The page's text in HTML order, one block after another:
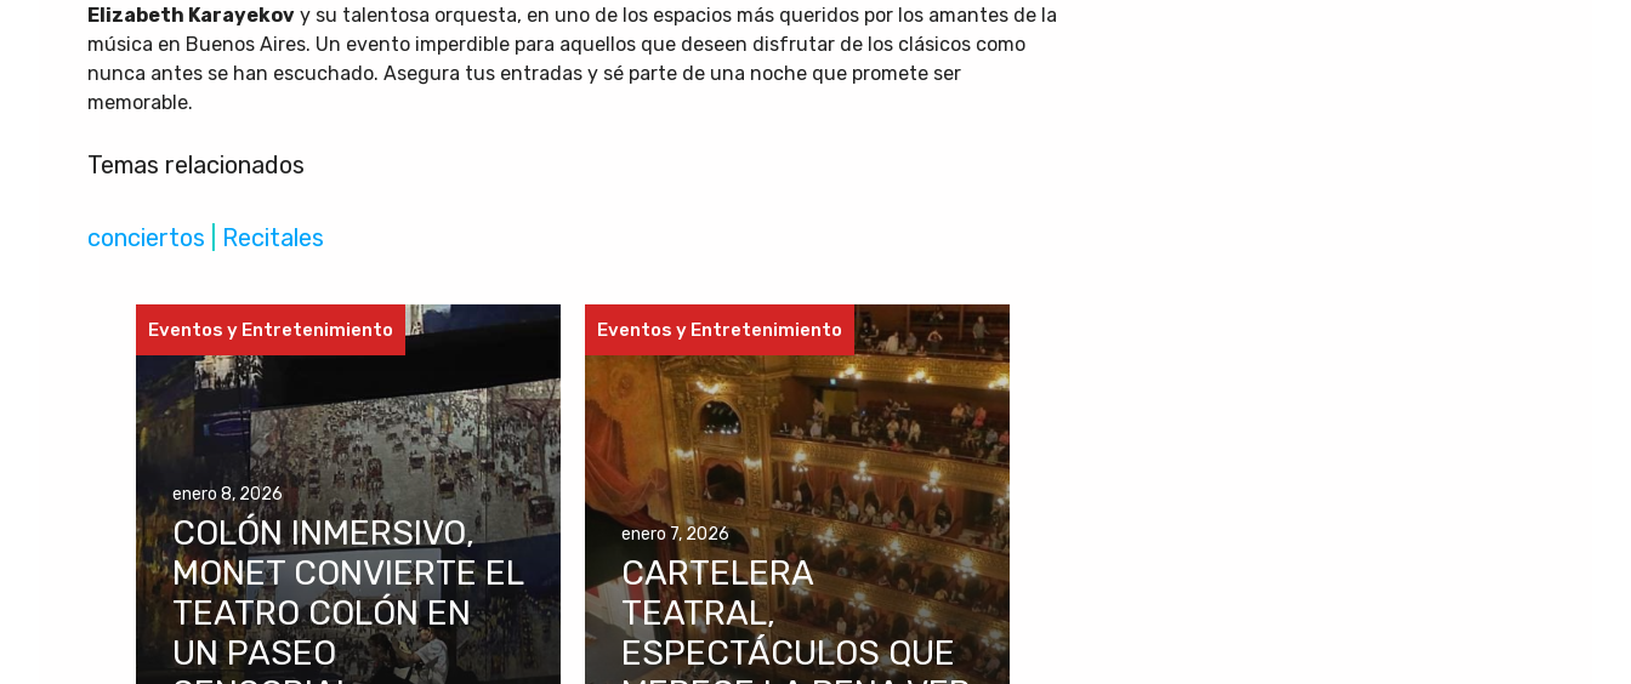
Elizabeth Karayekov y su talentosa orquesta, en uno de los espacios más queridos por los amantes de la
música en Buenos Aires. Un evento imperdible para aquellos que deseen disfrutar de los clásicos como
nunca antes se han escuchado. Asegura tus entradas y sé parte de una noche que promete ser
memorable.
Temas relacionados
conciertos Recitales
Eventos y Entretenimiento
enero 8, 2026
COLÓN INMERSIVO,
MONET CONVIERTE EL
TEATRO COLÓN EN
UN PASEO
Eventos y Entretenimiento
enero 7, 2026
CARTELERA
TEATRAL,
ESPECTÁCULOS QUE